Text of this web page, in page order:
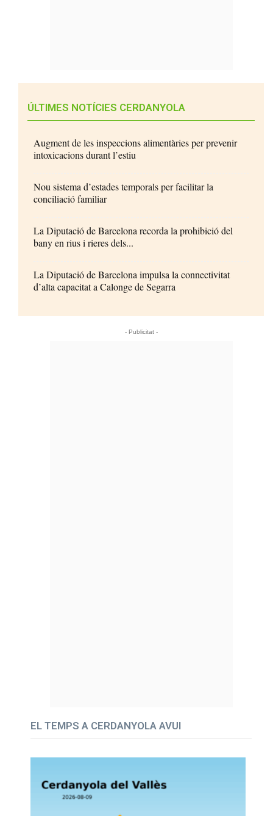
ÚLTIMES NOTÍCIES CERDANYOLA
Augment de les inspeccions alimentàries per prevenir
intoxicacions durant l’estiu
Nou sistema d’estades temporals per facilitar la
conciliació familiar
La Diputació de Barcelona recorda la prohibició del
bany en rius i rieres dels...
La Diputació de Barcelona impulsa la connectivitat
d’alta capacitat a Calonge de Segarra
- Publicitat -
EL TEMPS A CERDANYOLA AVUI